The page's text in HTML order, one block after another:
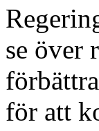
se över
för att